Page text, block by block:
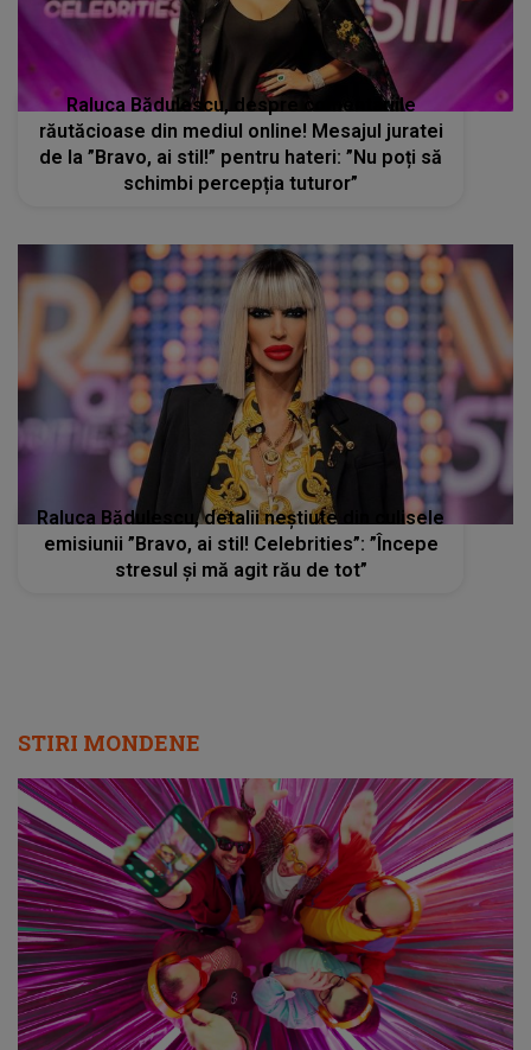
Raluca Bădulescu, despre comentariile
răutăcioase din mediul online! Mesajul juratei
de la ”Bravo, ai stil!” pentru hateri: ”Nu poți să
schimbi percepția tuturor”
Raluca Bădulescu, detalii neștiute din culisele
emisiunii ”Bravo, ai stil! Celebrities”: ”Începe
stresul și mă agit rău de tot”
STIRI MONDENE